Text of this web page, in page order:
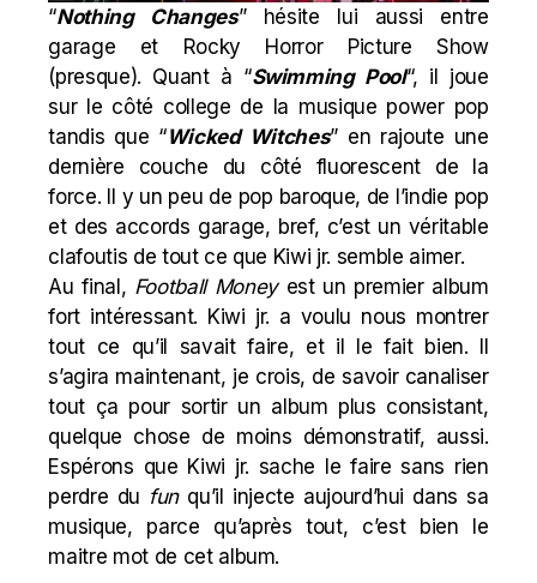
“Nothing Changes” hésite lui aussi entre
garage et Rocky Horror Picture Show
(presque). Quant à “Swimming Pool“, il joue
sur le côté college de la musique power pop
tandis que “Wicked Witches” en rajoute une
dernière couche du côté fluorescent de la
force. Il y un peu de pop baroque, de l’indie pop
et des accords garage, bref, c’est un véritable
clafoutis de tout ce que Kiwi jr. semble aimer.
Au final, Football Moneyest un premier album
fort intéressant. Kiwi jr. a voulu nous montrer
tout ce qu’il savait faire, et il le fait bien. Il
s’agira maintenant, je crois, de savoir canaliser
tout ça pour sortir un album plus consistant,
quelque chose de moins démonstratif, aussi.
Espérons que Kiwi jr. sache le faire sans rien
perdre du funqu’il injecte aujourd’hui dans sa
musique, parce qu’après tout, c’est bien le
maitre mot de cet album.